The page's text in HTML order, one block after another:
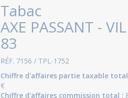
Tabac
AXE PASSANT -
83
RÉF. 7156 / TPL-1752
Chiffre d'affaires partie taxable
€
Chiffre d'affaires commission total :